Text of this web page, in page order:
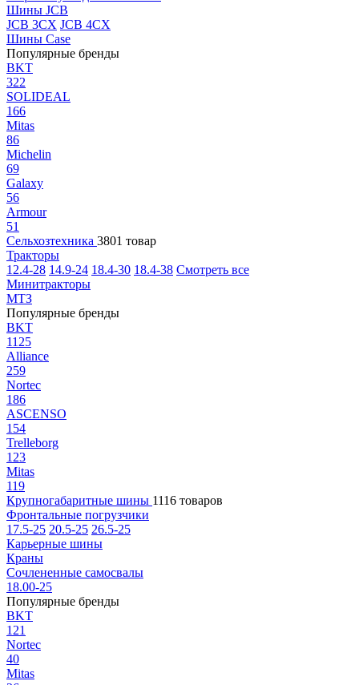
Шины JCB
JCB 3CX JCB 4CX
Шины Case
Популярные бренды
BKT
322
SOLIDEAL
166
Mitas
86
Michelin
69
Galaxy
56
Armour
51
Сельхозтехника 3801 товар
Тракторы
12.4-28 14.9-24 18.4-30 18.4-38 Смотреть все
Минитракторы
МТЗ
Популярные бренды
BKT
1125
Alliance
259
Nortec
186
ASCENSO
154
Trelleborg
123
Mitas
119
Крупногабаритные шины 1116 товаров
Фронтальные погрузчики
17.5-25 20.5-25 26.5-25
Карьерные шины
Краны
Сочлененные самосвалы
18.00-25
Популярные бренды
BKT
121
Nortec
40
Mitas